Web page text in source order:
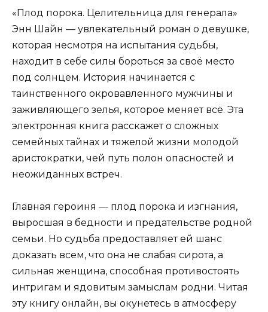
«Плод порока. Целительница для генерала»
Энн Шайн — увлекательный роман о девушке,
которая несмотря на испытания судьбы,
находит в себе силы бороться за своё место
под солнцем. История начинается с
таинственного окровавленного мужчины и
заживляющего зелья, которое меняет всё. Эта
электронная книга расскажет о сложных
семейных тайнах и тяжелой жизни молодой
аристократки, чей путь полон опасностей и
неожиданных встреч.
Главная героиня — плод порока и изгнания,
выросшая в бедности и предательстве родной
семьи. Но судьба предоставляет ей шанс
доказать всем, что она не слабая сирота, а
сильная женщина, способная противостоять
интригам и ядовитым замыслам родни. Читая
эту книгу онлайн, вы окунетесь в атмосферу